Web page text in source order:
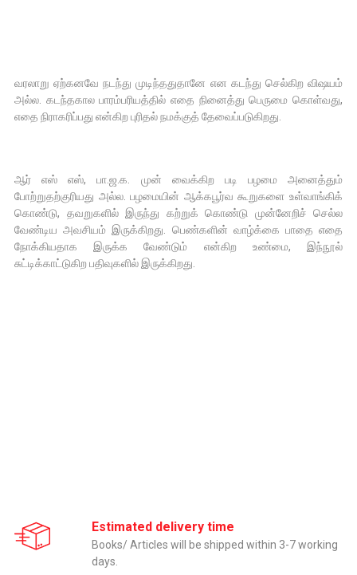
வரலாறு ஏற்கனவே நடந்து முடிந்ததுதானே என கடந்து செல்கிற விஷயம்
அல்ல. கடந்தகால பாரம்பரியத்தில் எதை நினைத்து பெருமை கொள்வது,
எதை நிராகரிப்பது என்கிற புரிதல் நமக்குத் தேவைப்படுகிறது.
ஆர் எஸ் எஸ், பா.ஜ.க. முன் வைக்கிற படி பழமை அனைத்தும்
போற்றுதற்குரியது அல்ல. பழமையின் ஆக்கபூர்வ கூறுகளை உள்வாங்கிக்
கொண்டு, தவறுகளில் இருந்து கற்றுக் கொண்டு முன்னேறிச் செல்ல
வேண்டிய அவசியம் இருக்கிறது. பெண்களின் வாழ்க்கை பாதை எதை
நோக்கியதாக இருக்க வேண்டும் என்கிற உண்மை, இந்நூல்
சுட்டிக்காட்டுகிற பதிவுகளில் இருக்கிறது.
Estimated delivery time
Books/ Articles will be shipped within 3-7 working
days.